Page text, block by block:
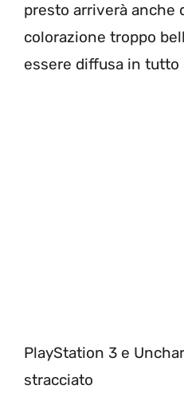
presto arriverà anche
colorazione troppo
essere diffusa in tutto
PlayStation 3 e
stracciato